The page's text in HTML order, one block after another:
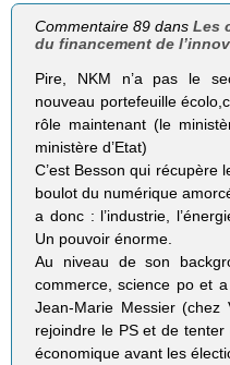
Commentaire 89 dansLes
du financement de
Pire, NKM n’a pas le
nouveau portefeuille
rôle maintenant (le
ministère d’Etat)
C’est Besson qui récupère
boulot du numérique
a donc : l’industrie,
Un pouvoir énorme.
Au niveau de son
commerce, science po et
Jean-Marie Messier (chez
rejoindre le PS et de tenter
économique avant les